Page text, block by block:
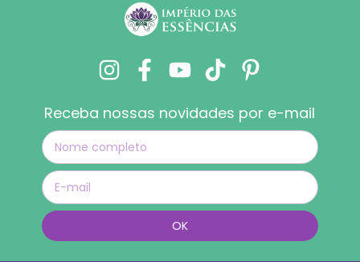
Receba nossas novidades por e-mail